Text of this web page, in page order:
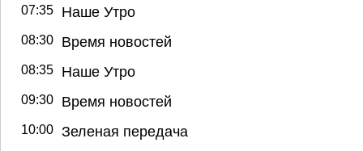
07:35 Наше Утро
08:30 Время новостей
08:35 Наше Утро
09:30 Время новостей
10:00 Зеленая передача